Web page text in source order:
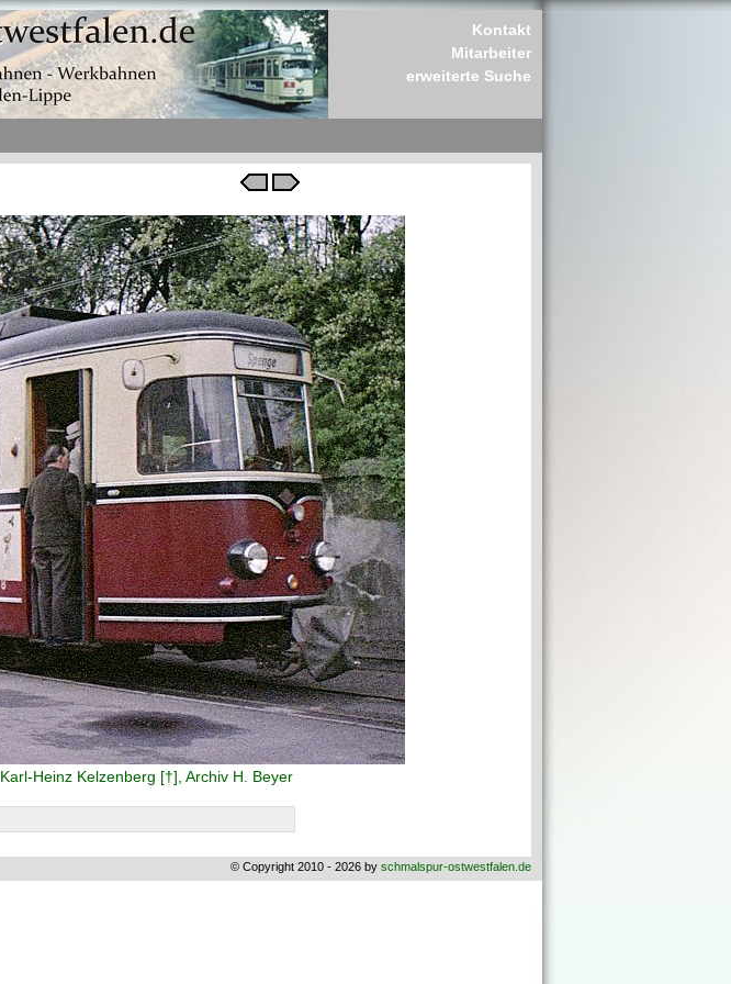
Kontakt
Mitarbeiter
erweiterte Suche
Karl-Heinz Kelzenberg [†], Archiv H. Beyer
© Copyright 2010 - 2026 by schmalspur-ostwestfalen.de